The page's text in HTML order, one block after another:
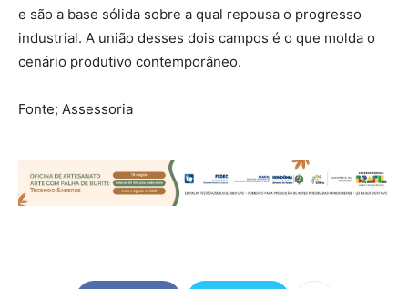
e são a base sólida sobre a qual repousa o progresso
industrial. A união desses dois campos é o que molda o
cenário produtivo contemporâneo.
Fonte; Assessoria